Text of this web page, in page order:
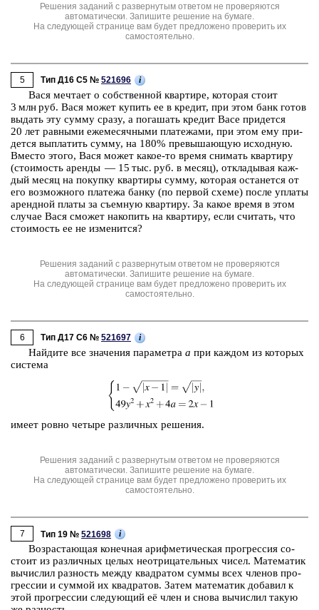
Решения заданий с развернутым ответом не проверяются
автоматически. Запишите решение на бумаге.
На следующей странице вам будет предложено проверить их
самостоятельно.
5 Тип Д16 C5 № 521696 i
Вася меч­та­ет о соб­ствен­ной квар­ти­ре, ко­то­рая стоит
3 млн руб. Вася может ку­пить ее в кре­дит, при этом банк готов
вы­дать эту сумму сразу, а по­га­шать кре­дит Васе при­дет­ся
20 лет рав­ны­ми еже­ме­сяч­ны­ми пла­те­жа­ми, при этом ему при­
дет­ся вы­пла­тить сумму, на 180% пре­вы­ша­ю­щую ис­ход­ную.
Вме­сто этого, Вася может какое-⁠то время сни­мать квар­ти­ру
(сто­и­мость арен­ды ― 15 тыс. руб. в месяц), от­кла­ды­вая каж­
дый месяц на по­куп­ку квар­ти­ры сумму, ко­то­рая оста­нет­ся от
его воз­мож­но­го пла­те­жа банку (по пер­вой схеме) после упла­ты
аренд­ной платы за съем­ную квар­ти­ру. За какое время в этом
слу­чае Вася смо­жет на­ко­пить на квар­ти­ру, если счи­тать, что
сто­и­мость ее не из­ме­нит­ся?
Решения заданий с развернутым ответом не проверяются
автоматически. Запишите решение на бумаге.
На следующей странице вам будет предложено проверить их
самостоятельно.
6 Тип Д17 C6 № 521697 i
Най­ди­те все зна­че­ния па­ра­мет­ра a при каж­дом из ко­то­рых
си­сте­ма
имеет ровно че­ты­ре раз­лич­ных ре­ше­ния.
Решения заданий с развернутым ответом не проверяются
автоматически. Запишите решение на бумаге.
На следующей странице вам будет предложено проверить их
самостоятельно.
7 Тип 19 № 521698 i
Воз­рас­та­ю­щая ко­неч­ная ариф­ме­ти­че­ская про­грес­сия со­
сто­ит из раз­лич­ных целых не­от­ри­ца­тель­ных чисел. Ма­те­ма­тик
вы­чис­лил раз­ность между квад­ра­том суммы всех чле­нов про­
грес­сии и сум­мой их квад­ра­тов. Затем ма­те­ма­тик до­ба­вил к
этой про­грес­сии сле­ду­ю­щий её член и снова вы­чис­лил такую